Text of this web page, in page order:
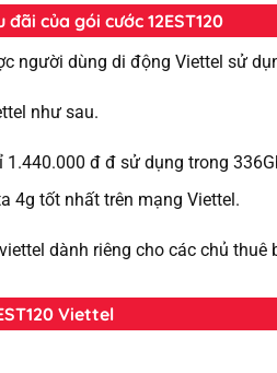
đãi của gói cước 12EST120
người dùng di động Viettel sử
như sau.
đ đ sử dụng trong
4g tốt nhất trên mạng Viettel.
dành riêng cho các chủ thuê
Viettel